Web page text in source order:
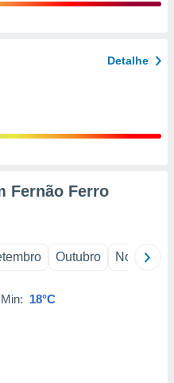
Detalhe
Fernão Ferro
Outubro Novembro
Min: 18°C